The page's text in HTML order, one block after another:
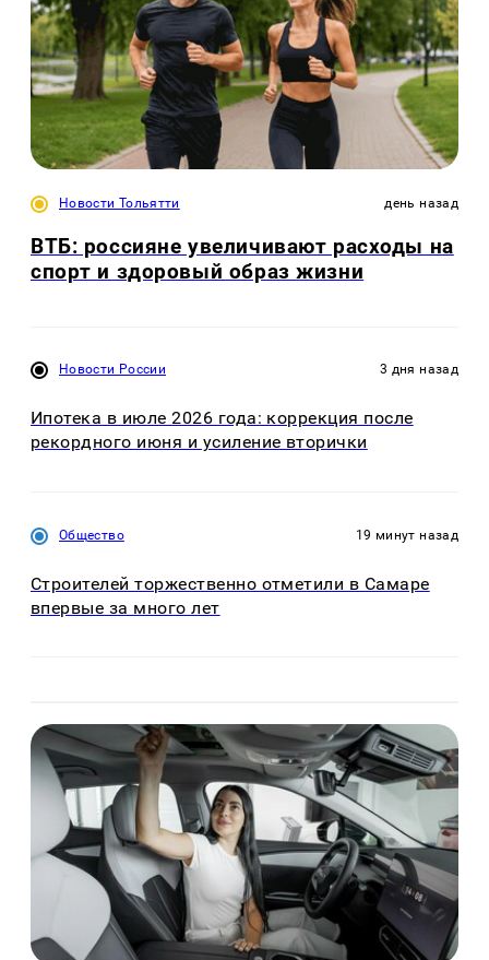
Новости Тольятти день назад
ВТБ: россияне увеличивают расходы на
спорт и здоровый образ жизни
Новости России 3 дня назад
Ипотека в июле 2026 года: коррекция после
рекордного июня и усиление вторички
Общество 19 минут назад
Строителей торжественно отметили в Самаре
впервые за много лет